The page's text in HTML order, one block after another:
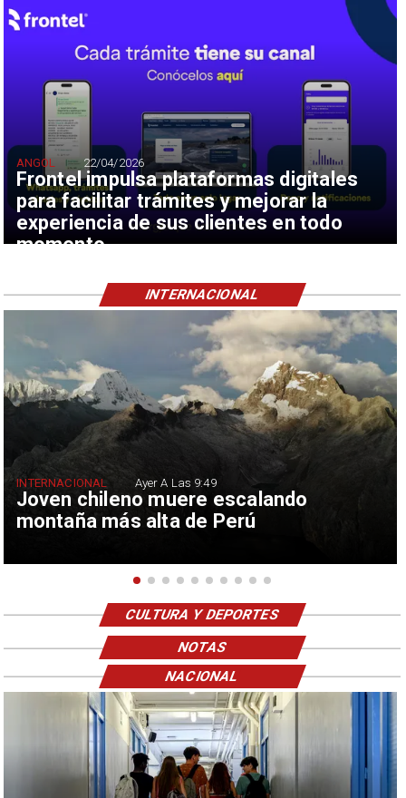
Frontel impulsa plataformas digitales
para facilitar trámites y mejorar la
experiencia de sus clientes en todo
momento
ANGOL 22/04/2026
Joven chileno muere escalando
montaña más alta de Perú
INTERNACIONAL Ayer A Las 9:49
INTERNACIONAL
CULTURA Y DEPORTES
NOTAS
NACIONAL